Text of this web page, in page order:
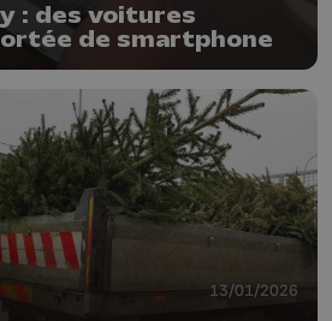
: des voitures
de smartphone
13/01/2026